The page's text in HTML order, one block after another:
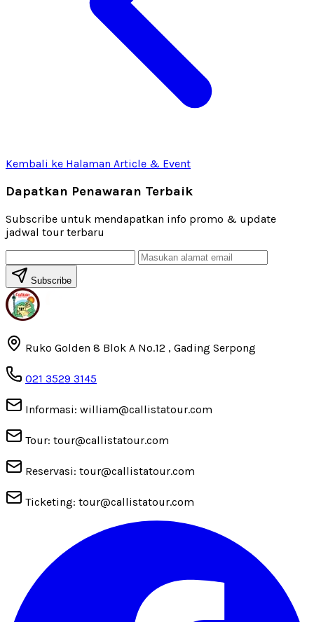
Kembali ke Halaman Article & Event
Dapatkan Penawaran Terbaik
Subscribe untuk mendapatkan info promo & update
jadwal tour terbaru
Subscribe
Ruko Golden 8 Blok A No.12 , Gading Serpong
021 3529 3145
Informasi: william@callistatour.com
Tour: tour@callistatour.com
Reservasi: tour@callistatour.com
Ticketing: tour@callistatour.com